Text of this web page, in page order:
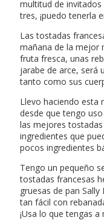
multitud de
tres, ¡puedo tenerla
Las tostadas
mañana de la mejor
fruta fresca, unas
jarabe de arce, será
tanto como sus
Llevo haciendo esta
desde que tengo
las mejores
ingredientes que
pocos ingredientes
Tengo un pequeño
tostadas francesas
gruesas de pan
tan fácil con
¡Usa lo que tengas a